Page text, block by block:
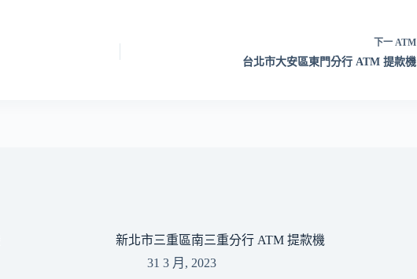
下一 ATM
台北市大安區東門分行 ATM 提款機
新北市三重區南三重分行 ATM 提款機
31 3 月, 2023